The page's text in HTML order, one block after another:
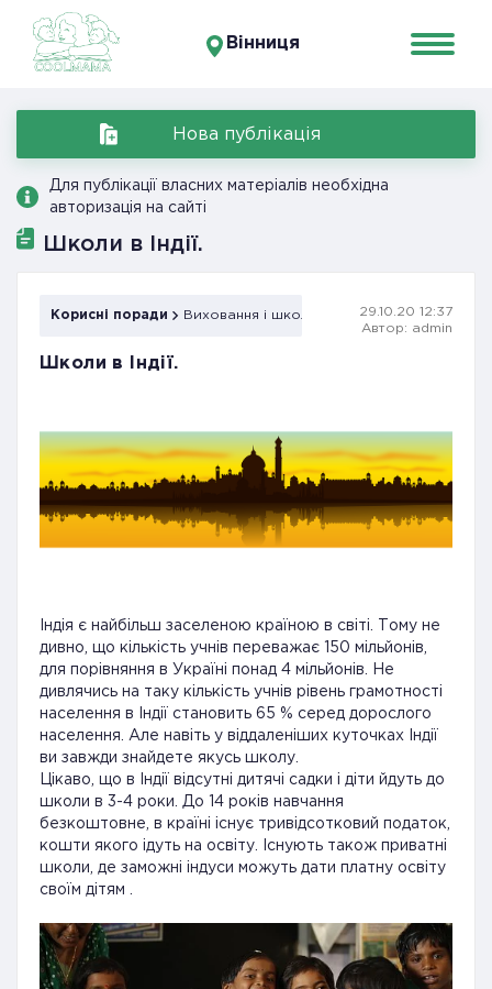
Вінниця
Нова публікація
Для публікації власних матеріалів необхідна
авторизація на сайті
Школи в Індії.
Корисні поради Виховання і школа
29.10.20 12:37
Автор: admin
Школи в Індії.
Індія є найбільш заселеною країною в світі. Тому не
дивно, що кількість учнів переважає 150 мільйонів,
для порівняння в Україні понад 4 мільйонів. Не
дивлячись на таку кількість учнів рівень грамотності
населення в Індії становить 65 % серед дорослого
населення. Але навіть у віддаленіших куточках Індії
ви завжди знайдете якусь школу.
Цікаво, що в Індії відсутні дитячі садки і діти йдуть до
школи в 3-4 роки. До 14 років навчання
безкоштовне, в країні існує тривідсотковий податок,
кошти якого ідуть на освіту. Існують також приватні
школи, де заможні індуси можуть дати платну освіту
своїм дітям .